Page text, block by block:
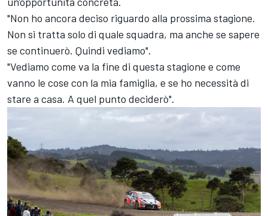
"Non ho ancora deciso riguardo alla prossima stagione.
Non si tratta solo di quale squadra, ma anche se sapere
se continuerò. Quindi vediamo".
"Vediamo come va la fine di questa stagione e come
vanno le cose con la mia famiglia, e se ho necessità di
stare a casa. A quel punto deciderò".